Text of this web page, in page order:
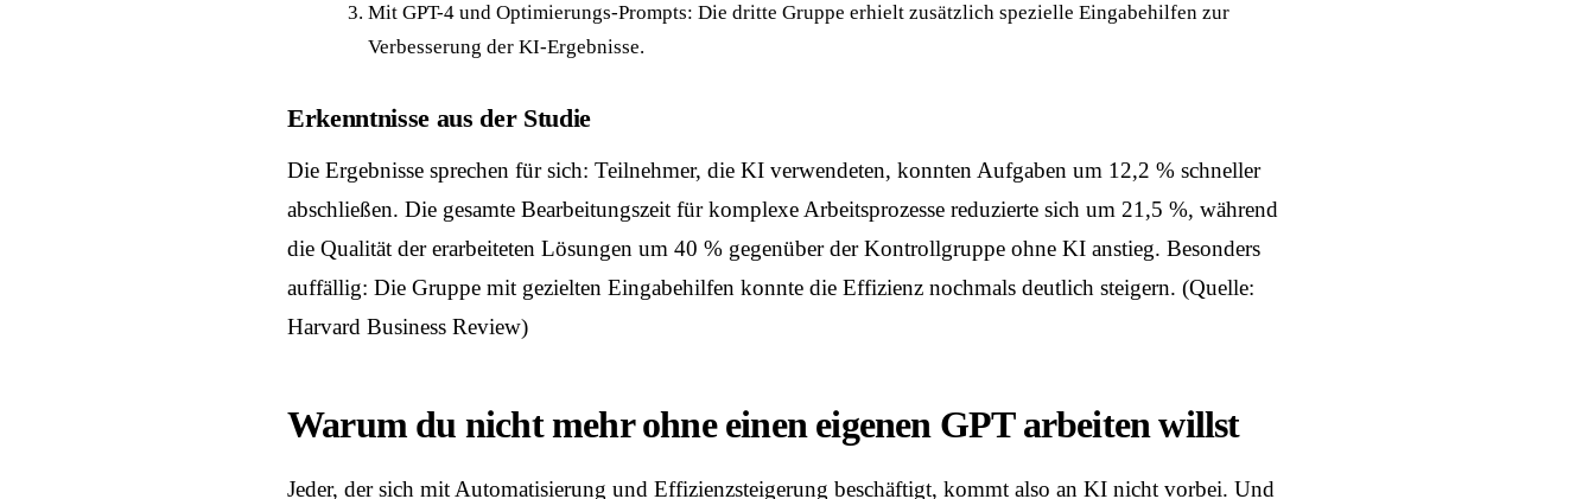
Mit GPT-4 und Optimierungs-Prompts: Die dritte Gruppe erhielt zusätzlich spezielle Eingabehilfen zur
Verbesserung der KI-Ergebnisse.
Erkenntnisse aus der Studie
Die Ergebnisse sprechen für sich: Teilnehmer, die KI verwendeten, konnten Aufgaben um 12,2 % schneller
abschließen. Die gesamte Bearbeitungszeit für komplexe Arbeitsprozesse reduzierte sich um 21,5 %, während
die Qualität der erarbeiteten Lösungen um 40 % gegenüber der Kontrollgruppe ohne KI anstieg. Besonders
auffällig: Die Gruppe mit gezielten Eingabehilfen konnte die Effizienz nochmals deutlich steigern. (Quelle:
Harvard Business Review)
Warum du nicht mehr ohne einen eigenen GPT arbeiten willst
Jeder, der sich mit Automatisierung und Effizienzsteigerung beschäftigt, kommt also an KI nicht vorbei. Und